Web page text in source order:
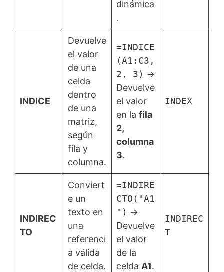
dinámica
.
INDICE
Devuelve
el valor
de una
celda
dentro
de una
matriz,
según
fila y
columna.
=INDICE
(A1:C3,
2, 3) →
Devuelve
el valor
en la fila
2,
columna
3.
INDEX
INDIREC
TO
Conviert
e un
texto en
una
referenci
a válida
de celda.
=INDIRE
CTO("A1
") →
Devuelve
el valor
de la
celda A1.
INDIREC
T